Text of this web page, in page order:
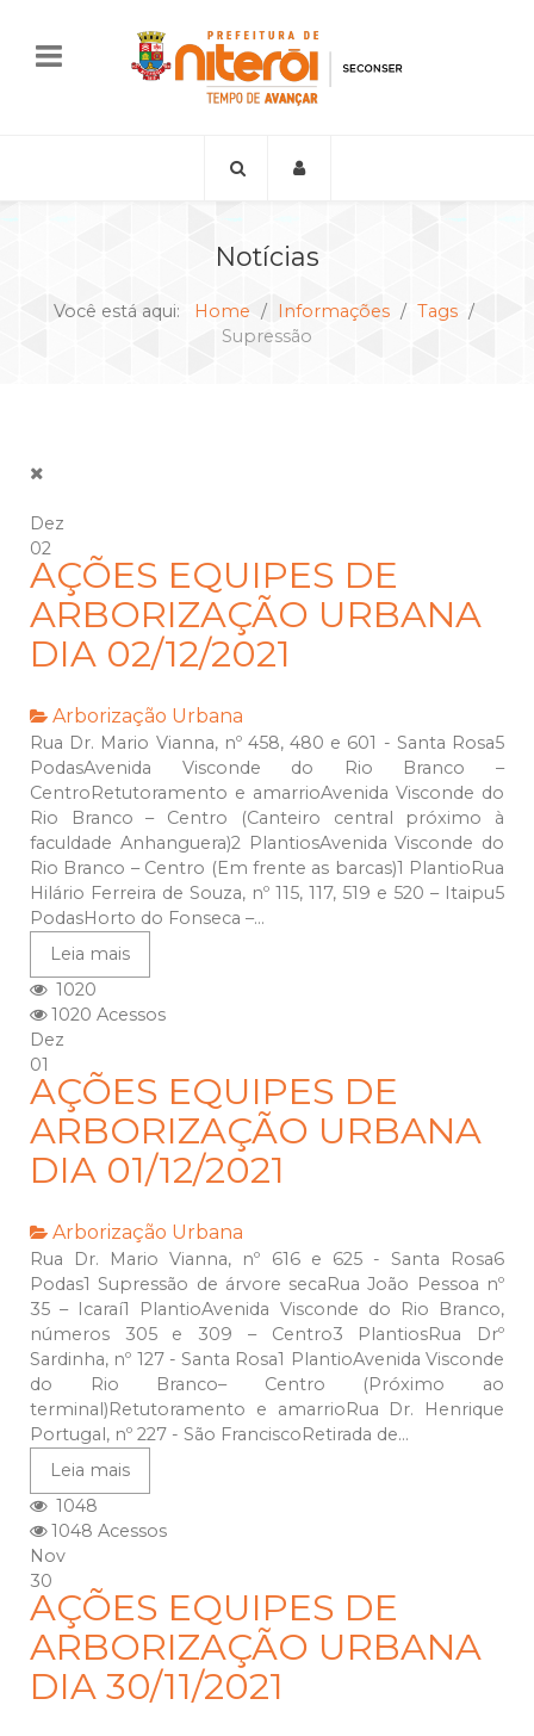
Notícias
Você está aqui: Home Informações
Tags
Supressão
Dez
02
AÇÕES EQUIPES DE
ARBORIZAÇÃO URBANA
DIA 02/12/2021
Arborização Urbana
Rua Dr. Mario Vianna, nº 458, 480 e 601 - Santa Rosa5
PodasAvenida Visconde do Rio Branco –
CentroRetutoramento e amarrioAvenida Visconde do
Rio Branco – Centro (Canteiro central próximo à
faculdade Anhanguera)2 PlantiosAvenida Visconde do
Rio Branco – Centro (Em frente as barcas)1 PlantioRua
Hilário Ferreira de Souza, nº 115, 117, 519 e 520 – Itaipu5
PodasHorto do Fonseca –...
Leia mais
1020
1020 Acessos
Dez
01
AÇÕES EQUIPES DE
ARBORIZAÇÃO URBANA
DIA 01/12/2021
Arborização Urbana
Rua Dr. Mario Vianna, nº 616 e 625 - Santa Rosa6
Podas1 Supressão de árvore secaRua João Pessoa nº
35 – Icaraí1 PlantioAvenida Visconde do Rio Branco,
números 305 e 309 – Centro3 PlantiosRua Drº
Sardinha, nº 127 - Santa Rosa1 PlantioAvenida Visconde
do Rio Branco– Centro (Próximo ao
terminal)Retutoramento e amarrioRua Dr. Henrique
Portugal, nº 227 - São FranciscoRetirada de...
Leia mais
1048
1048 Acessos
Nov
30
AÇÕES EQUIPES DE
ARBORIZAÇÃO URBANA
DIA 30/11/2021